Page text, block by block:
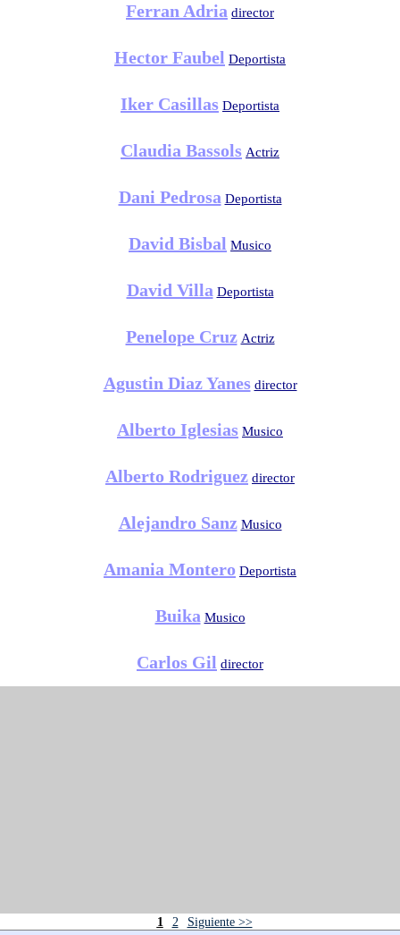
Ferran Adria director
Hector Faubel Deportista
Iker Casillas Deportista
Claudia Bassols Actriz
Dani Pedrosa Deportista
David Bisbal Musico
David Villa Deportista
Penelope Cruz Actriz
Agustin Diaz Yanes director
Alberto Iglesias Musico
Alberto Rodriguez director
Alejandro Sanz Musico
Amania Montero Deportista
Buika Musico
Carlos Gil director
1 2 Siguiente >>